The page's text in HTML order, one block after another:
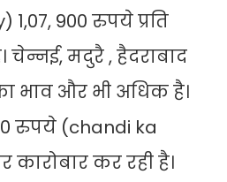
1,07, 900 रुपये प्रति
चेन्नई, मदुरै , हैदराबाद
भाव और भी अधिक है।
रुपये (chandi ka
कारोबार कर रही है।